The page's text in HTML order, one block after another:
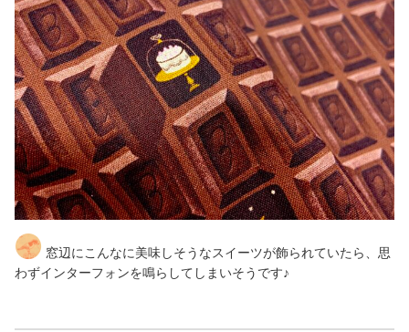
窓辺にこんなに美味しそうなスイーツが飾られていたら、思
わずインターフォンを鳴らしてしまいそうです♪